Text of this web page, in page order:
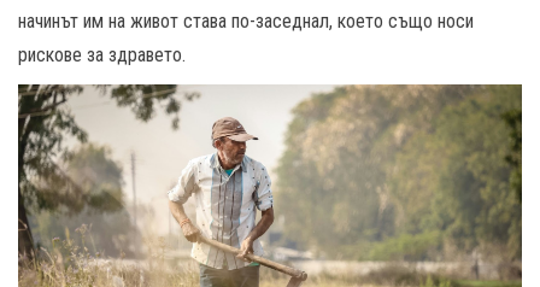
начинът им на живот става по-заседнал, което също носи
рискове за здравето.